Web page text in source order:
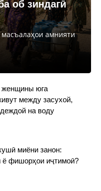
об зиндагӣ
амнияти
женщины юга
между засухой,
на воду
миёни занон:
ё фишорҳои иҷтимоӣ?